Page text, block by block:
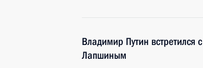
Владимир Путин встретился
Лапшиным